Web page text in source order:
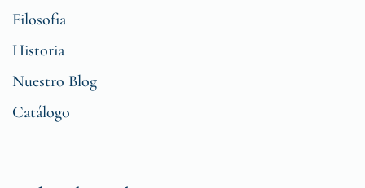
Filosofia
Historia
Nuestro Blog
Catálogo